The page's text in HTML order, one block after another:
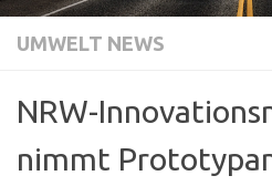
UMWELT NEWS
NRW-
nimmt